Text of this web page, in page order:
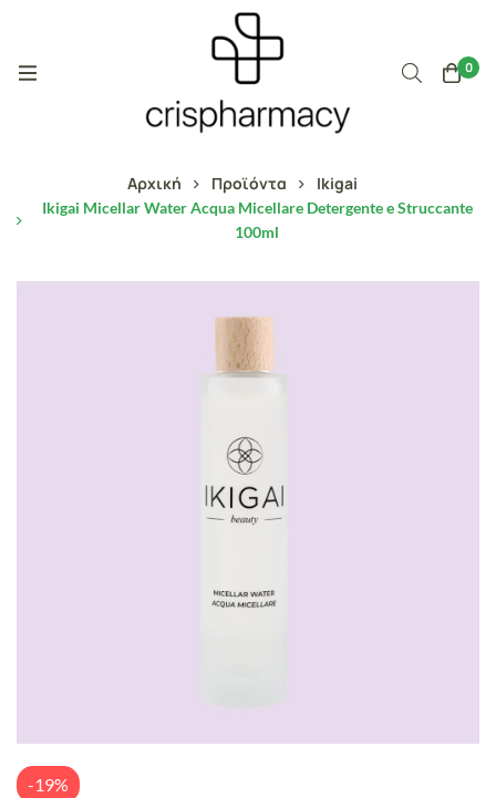
0
Αρχική Προϊόντα Ikigai
Ikigai Micellar Water Acqua Micellare Detergente e Struccante
100ml
-19%